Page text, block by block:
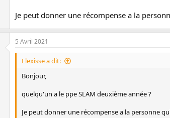
Je peut donner une récompense a la
5 Avril 2021
Elexisse a dit:
Bonjour,
quelqu'un a le ppe SLAM deuxième année ?
Je peut donner une récompense a la personne